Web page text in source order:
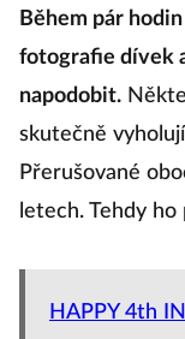
Během pár
fotografie dívek
napodobit.
skutečně
Přerušované
letech. Tehdy
HAPPY 4th